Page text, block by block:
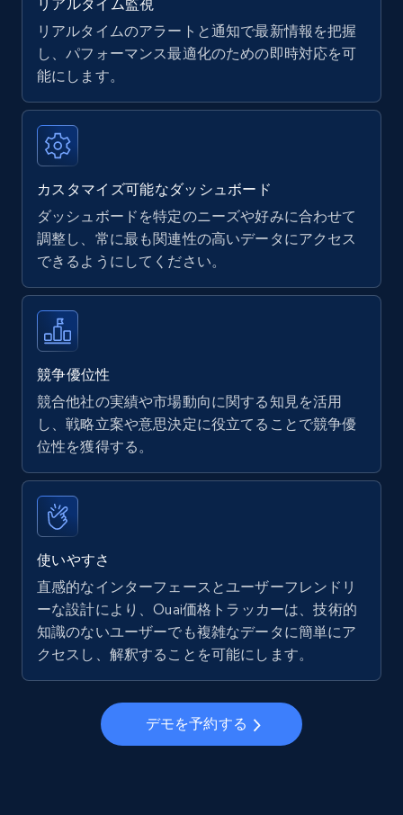
35.2K+ 5.7K+ 今すぐ始める
URL, Product name, Product rating, Product
rating object, Product rating max, Rating,
Author name, Asin, and more.
7.4K+ 870+ 今すぐ始める
Walmart - products
URL, Final price, Sku, Currency, Gtin,
Specifications, Image urls, Top reviews, and
more.
5.6K+
Walmart - products - Find new products by
using specific category URL
URL, Final price, Sku, Currency, Gtin,
Specifications, Image urls, Top reviews, and
more.
5.6K+ 今すぐ始める
リアルタイム監視
リアルタイムのアラートと通知で最新情報を把握
し、パフォーマンス最適化のための即時対応を可
能にします。
カスタマイズ可能なダッシュボード
ダッシュボードを特定のニーズや好みに合わせて
調整し、常に最も関連性の高いデータにアクセス
できるようにしてください。
競争優位性
競合他社の実績や市場動向に関する知見を活用
し、戦略立案や意思決定に役立てることで競争優
位性を獲得する。
使いやすさ
直感的なインターフェースとユーザーフレンドリ
ーな設計により、Ouai価格トラッカーは、技術的
知識のないユーザーでも複雑なデータに簡単にア
クセスし、解釈することを可能にします。
デモを予約する